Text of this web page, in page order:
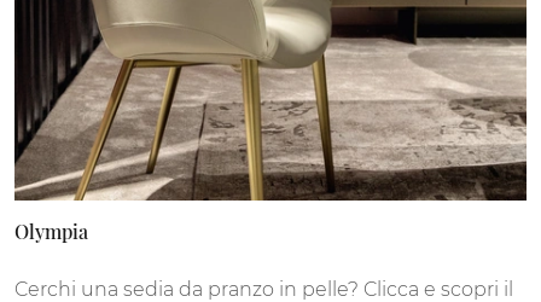
Olympia
Cerchi una sedia da pranzo in pelle? Clicca e scopri il